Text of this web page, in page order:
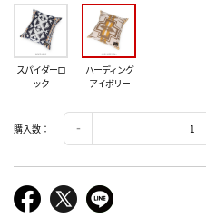
スパイダーロ
ック
ハーディング
アイボリー
購入数：